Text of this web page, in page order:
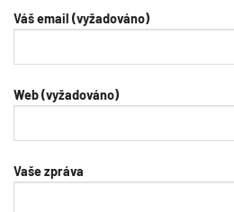
Váš email (vyžadováno)
Web (vyžadováno)
Vaše zpráva